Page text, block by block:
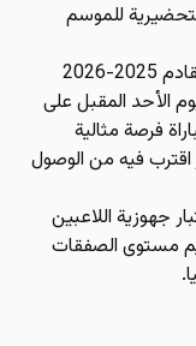
للموسم
ينطلق برشلونة في جولة تحضيرية للموسم القادم 2025-2026
الأحد المقبل على
فرصة مثالية
اقترب فيه من الوصول
جهوزية اللاعبين
مستوى الصفقات